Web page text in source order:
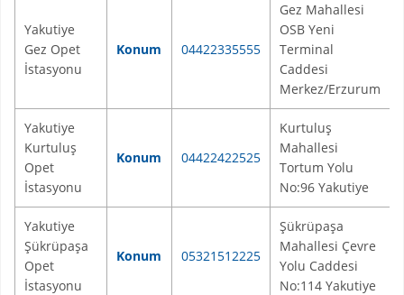
Yakutiye
Gez Opet
İstasyonu
Konum 04422335555
Gez Mahallesi
OSB Yeni
Terminal
Caddesi
Merkez/Erzurum
Yakutiye
Kurtuluş
Opet
İstasyonu
Konum 04422422525
Kurtuluş
Mahallesi
Tortum Yolu
No:96 Yakutiye
Yakutiye
Şükrüpaşa
Opet
İstasyonu
Konum 05321512225
Şükrüpaşa
Mahallesi Çevre
Yolu Caddesi
No:114 Yakutiye